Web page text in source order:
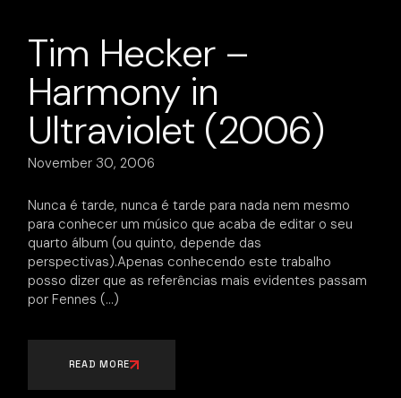
Tim Hecker –
Harmony in
Ultraviolet (2006)
November 30, 2006
Nunca é tarde, nunca é tarde para nada nem mesmo
para conhecer um músico que acaba de editar o seu
quarto álbum (ou quinto, depende das
perspectivas).Apenas conhecendo este trabalho
posso dizer que as referências mais evidentes passam
por Fennes
READ MORE